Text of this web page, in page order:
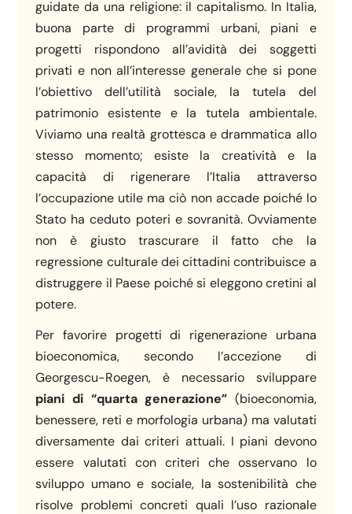
guidate da una religione: il capitalismo. In Italia,
buona parte di programmi urbani, piani e
progetti rispondono all’avidità dei soggetti
privati e non all’interesse generale che si pone
l’obiettivo dell’utilità sociale, la tutela del
patrimonio esistente e la tutela ambientale.
Viviamo una realtà grottesca e drammatica allo
stesso momento; esiste la creatività e la
capacità di rigenerare l’Italia attraverso
l’occupazione utile ma ciò non accade poiché lo
Stato ha ceduto poteri e sovranità. Ovviamente
non è giusto trascurare il fatto che la
regressione culturale dei cittadini contribuisce a
distruggere il Paese poiché si eleggono cretini al
potere.
Per favorire progetti di rigenerazione urbana
bioeconomica, secondo l’accezione di
Georgescu-Roegen, è necessario sviluppare
piani di “quarta generazione” (bioeconomia,
benessere, reti e morfologia urbana) ma valutati
diversamente dai criteri attuali. I piani devono
essere valutati con criteri che osservano lo
sviluppo umano e sociale, la sostenibilità che
risolve problemi concreti quali l’uso razionale